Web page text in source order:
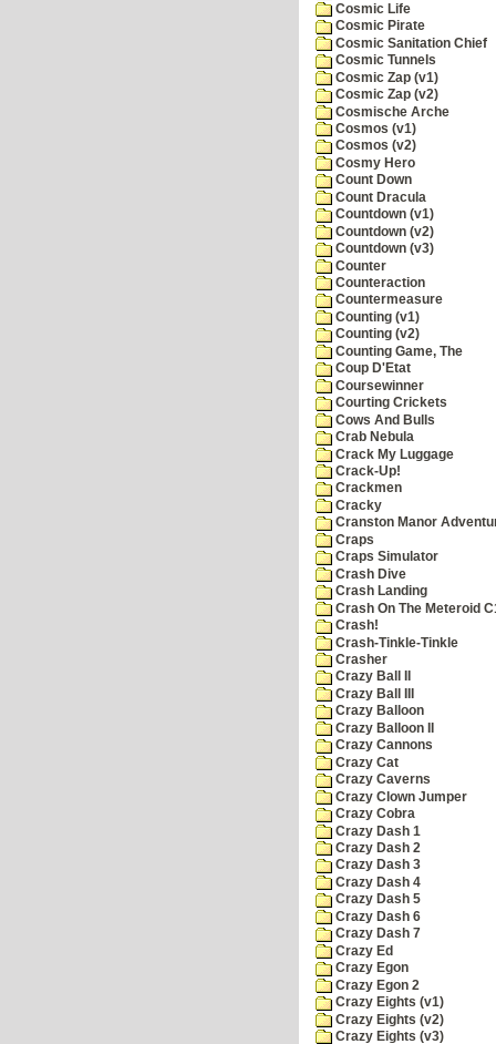
Cosmic Life
Cosmic Pirate
Cosmic Sanitation Chief
Cosmic Tunnels
Cosmic Zap (v1)
Cosmic Zap (v2)
Cosmische Arche
Cosmos (v1)
Cosmos (v2)
Cosmy Hero
Count Down
Count Dracula
Countdown (v1)
Countdown (v2)
Countdown (v3)
Counter
Counteraction
Countermeasure
Counting (v1)
Counting (v2)
Counting Game, The
Coup D'Etat
Coursewinner
Courting Crickets
Cows And Bulls
Crab Nebula
Crack My Luggage
Crack-Up!
Crackmen
Cracky
Cranston Manor
Craps
Craps Simulator
Crash Dive
Crash Landing
Crash On The Meteroid
Crash!
Crash-Tinkle-Tinkle
Crasher
Crazy Ball II
Crazy Ball III
Crazy Balloon
Crazy Balloon II
Crazy Cannons
Crazy Cat
Crazy Caverns
Crazy Clown Jumper
Crazy Cobra
Crazy Dash 1
Crazy Dash 2
Crazy Dash 3
Crazy Dash 4
Crazy Dash 5
Crazy Dash 6
Crazy Dash 7
Crazy Ed
Crazy Egon
Crazy Egon 2
Crazy Eights (v1)
Crazy Eights (v2)
Crazy Eights (v3)